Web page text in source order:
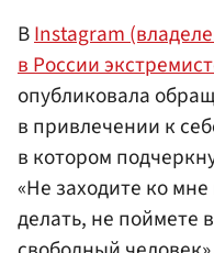
ВInstagram
в России
опубликовала
в привлечении к
в котором
«Не заходите ко
делать, не поймете